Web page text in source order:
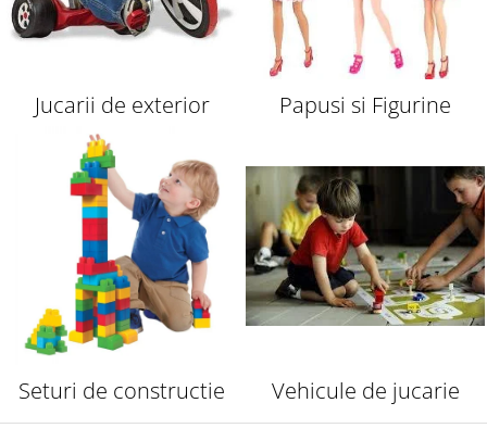
Jucarii de exterior Papusi si Figurine
Seturi de constructie Vehicule de jucarie